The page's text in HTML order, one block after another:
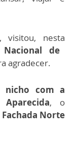
visitou, nesta
Nacional de
agradecer.
nicho com a
, o
Fachada Norte